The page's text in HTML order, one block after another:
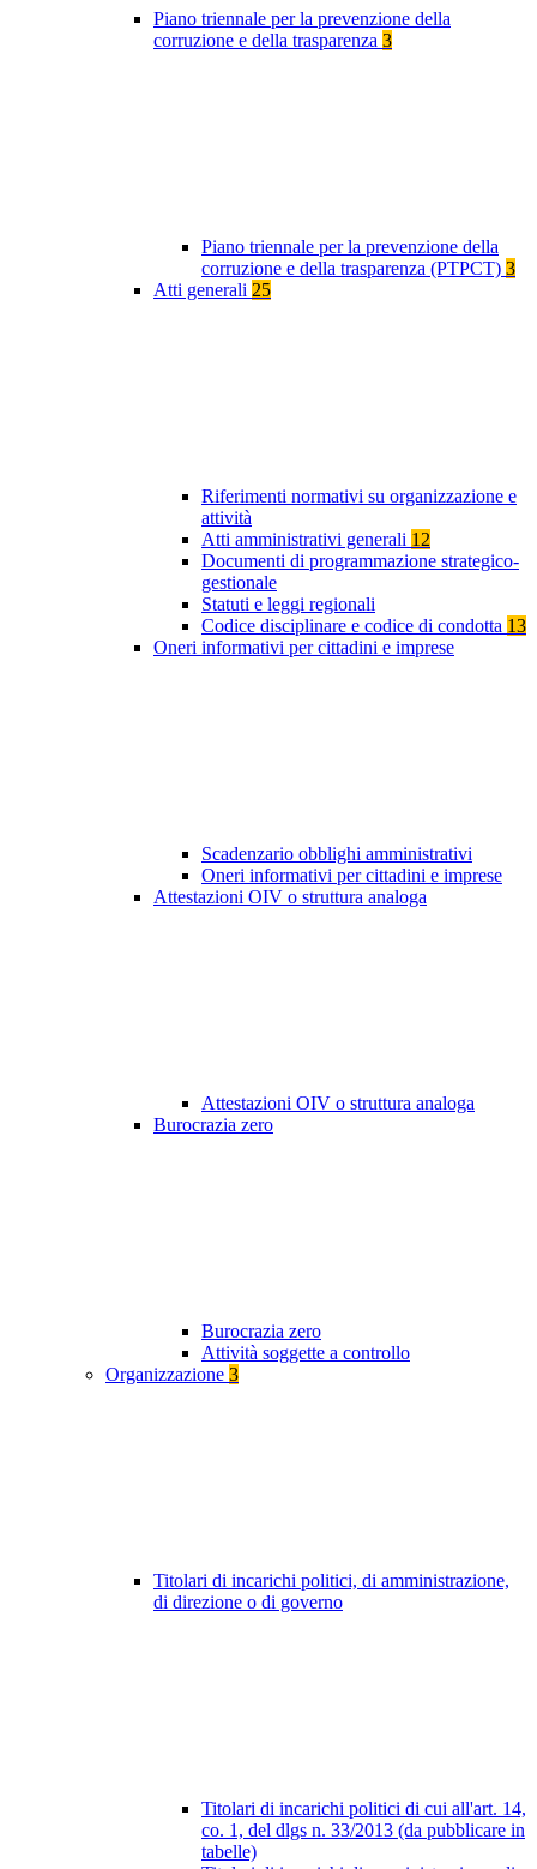
Piano triennale per la prevenzione della
corruzione e della trasparenza 3
Piano triennale per la prevenzione della
corruzione e della trasparenza (PTPCT) 3
Atti generali 25
Riferimenti normativi su organizzazione e
attività
Atti amministrativi generali 12
Documenti di programmazione strategico-
gestionale
Statuti e leggi regionali
Codice disciplinare e codice di condotta 13
Oneri informativi per cittadini e imprese
Scadenzario obblighi amministrativi
Oneri informativi per cittadini e imprese
Attestazioni OIV o struttura analoga
Attestazioni OIV o struttura analoga
Burocrazia zero
Burocrazia zero
Attività soggette a controllo
Organizzazione 3
Titolari di incarichi politici, di amministrazione,
di direzione o di governo
Titolari di incarichi politici di cui all'art. 14,
co. 1, del dlgs n. 33/2013 (da pubblicare in
tabelle)